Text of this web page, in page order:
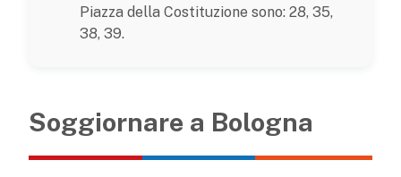
Piazza della Costituzione sono: 28, 35,
38, 39.
Soggiornare a Bologna